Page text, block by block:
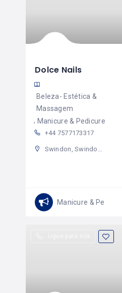
Dolce Nails
Beleza- Estética &
Massagem
Manicure & Pedicure
+44 7577173317
Swindon, Swindon, England, United Kingdom
Manicure & Pedicure